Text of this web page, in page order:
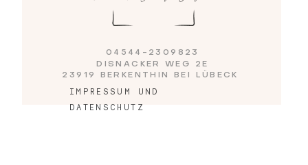
IMPRESSUM UND
DATENSCHUTZ
04544-2309823
DISNACKER WEG 2E
23919 BERKENTHIN BEI LÜBECK